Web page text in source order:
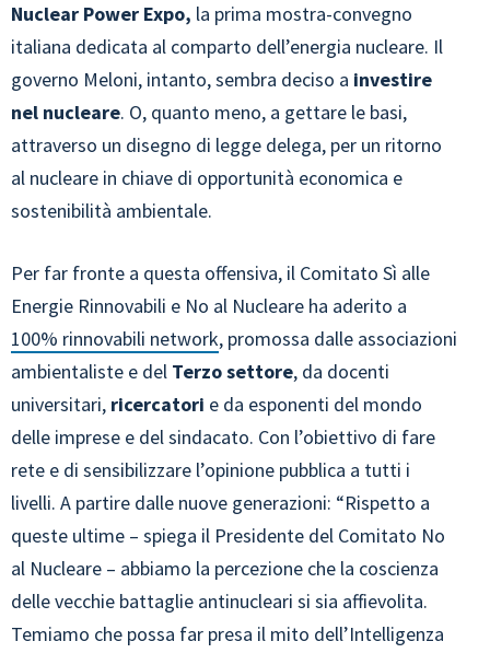
Nuclear Power Expo, la prima mostra-convegno
italiana dedicata al comparto dell’energia nucleare. Il
governo Meloni, intanto, sembra deciso a investire
nel nucleare. O, quanto meno, a gettare le basi,
attraverso un disegno di legge delega, per un ritorno
al nucleare in chiave di opportunità economica e
sostenibilità ambientale.
Per far fronte a questa offensiva, il Comitato Sì alle
Energie Rinnovabili e No al Nucleare ha aderito a
100% rinnovabili network, promossa dalle associazioni
ambientaliste e del Terzo settore, da docenti
universitari, ricercatori e da esponenti del mondo
delle imprese e del sindacato. Con l’obiettivo di fare
rete e di sensibilizzare l’opinione pubblica a tutti i
livelli. A partire dalle nuove generazioni: “Rispetto a
queste ultime – spiega il Presidente del Comitato No
al Nucleare – abbiamo la percezione che la coscienza
delle vecchie battaglie antinucleari si sia affievolita.
Temiamo che possa far presa il mito dell’Intelligenza